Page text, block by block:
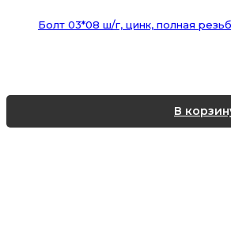
Болт 03*08 ш/г, цинк, полная
В